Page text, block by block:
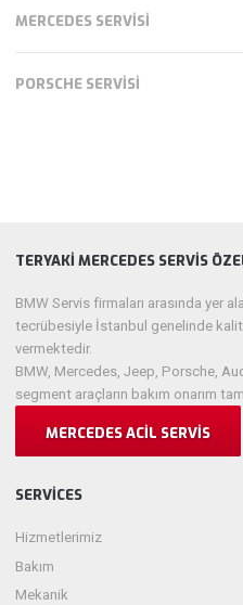
MERCEDES SERVISI
PORSCHE SERVISI
TERYAKI MERCEDES SERVIS
BMW Servis firmaları arasında yer
tecrübesiyle İstanbul genelinde
vermektedir.
BMW, Mercedes, Jeep, Porsche,
segment araçların bakım onarım
MERCEDES ACIL SERVIS
SERVICES
Hizmetlerimiz
Bakım
Mekanik